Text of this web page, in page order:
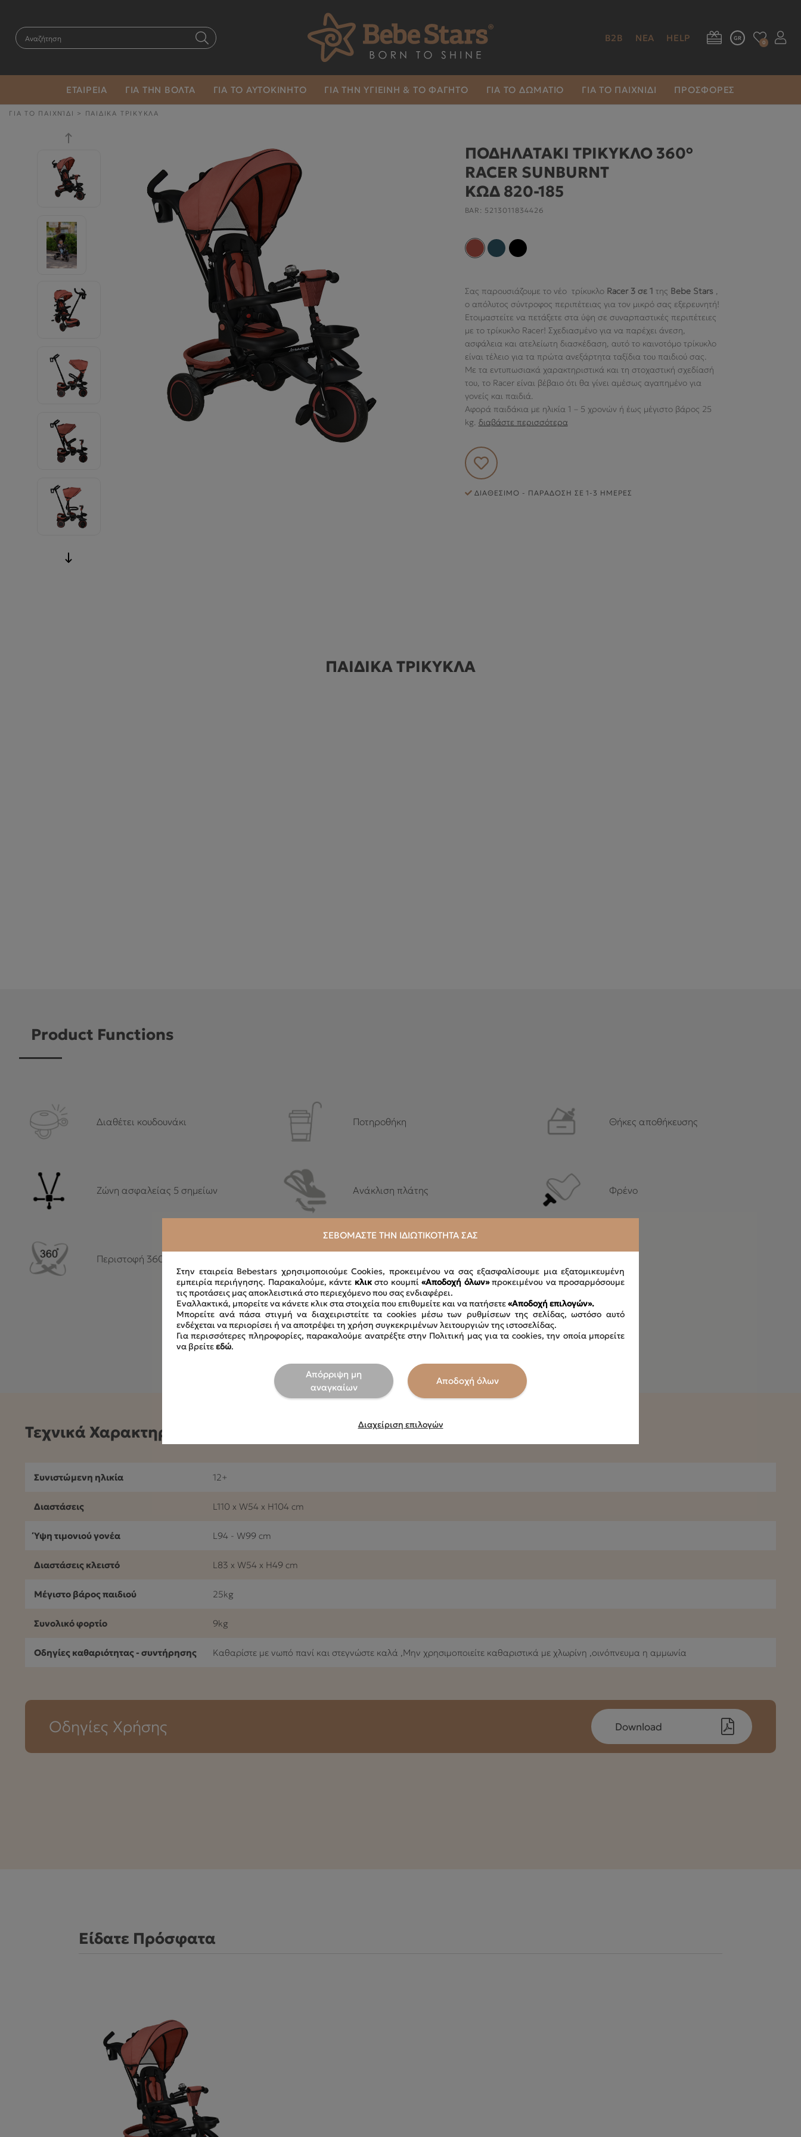
B2B ΝΕΑ HELP GR
0
ΕΤΑΙΡΕΙΑ ΓΙΑ ΤΗΝ ΒΟΛΤΑ ΓΙΑ ΤΟ ΑΥΤΟΚΙΝΗΤΟ ΓΙΑ ΤΗΝ ΥΓΙΕΙΝΉ & ΤΟ ΦΑΓΗΤΌ ΓΙΑ ΤΟ ΔΩΜΆΤΙΟ ΓΙΑ ΤΟ ΠΑΙΧΝΊΔΙ ΠΡΟΣΦΟΡΕΣ
ΓΙΑ ΤΟ ΠΑΙΧΝΊΔΙ > ΠΑΙΔΙΚΑ ΤΡΙΚΥΚΛΑ
ΠΟΔΗΛΑΤΑΚΙ ΤΡΙΚΥΚΛΟ 360°
RACER SUNBURNT
ΚΩΔ 820-185
BAR: 5213011834426
Σας παρουσιάζουμε το νέο τρίκυκλο Racer 3 σε 1 της Bebe Stars ,
o απόλυτος σύντροφος περιπέτειας για τον μικρό σας εξερευνητή!
Ετοιμαστείτε να πετάξετε στα ύψη σε συναρπαστικές περιπέτειες
με το τρίκυκλο Racer! Σχεδιασμένο για να παρέχει άνεση,
ασφάλεια και ατελείωτη διασκέδαση, αυτό το καινοτόμο τρίκυκλο
είναι τέλειο για τα πρώτα ανεξάρτητα ταξίδια του παιδιού σας.
Με τα εντυπωσιακά χαρακτηριστικά και τη στοχαστική σχεδίασή
του, το Racer είναι βέβαιο ότι θα γίνει αμέσως αγαπημένο για
γονείς και παιδιά.
Αφορά παιδάκια με ηλικία 1 – 5 χρονών ή έως μέγιστο βάρος 25
kg. διαβάστε περισσότερα
ΔΙΑΘΈΣΙΜΟ - ΠΑΡΆΔΟΣΗ ΣΕ 1-3 ΗΜΈΡΕΣ
ΠΑΙΔΙΚΑ ΤΡΙΚΥΚΛΑ
Product Functions
Διαθέτει κουδουνάκι Ποτηροθήκη Θήκες αποθήκευσης
Ζώνη ασφαλείας 5 σημείων Ανάκλιση πλάτης Φρένο
Περιστοφή 360°
Τεχνικά Χαρακτηριστικά
Συνιστώμενη ηλικία 12+
Διαστάσεις L110 x W54 x H104 cm
Ύψη τιμονιού γονέα L94 - W99 cm
Διαστάσεις κλειστό L83 x W54 x H49 cm
Μέγιστο βάρος παιδιού 25kg
Συνολικό φορτίο 9kg
Οδηγίες καθαριότητας - συντήρησης Καθαρίστε με νωπό πανί και στεγνώστε καλά ,Μην χρησιμοποιείτε καθαριστικά με χλωρίνη ,οινόπνευμα η αμμωνία
Οδηγίες Χρήσης Download
Είδατε Πρόσφατα
ΣΕΒΌΜΑΣΤΕ ΤΗΝ ΙΔΙΩΤΙΚΌΤΗΤΆ ΣΑΣ
Στην εταιρεία Bebestars χρησιμοποιούμε Cookies, προκειμένου να σας εξασφαλίσουμε μια εξατομικευμένη
εμπειρία περιήγησης. Παρακαλούμε, κάντε κλικστο κουμπί«Αποδοχή όλων»προκειμένου να προσαρμόσουμε
τις προτάσεις μας αποκλειστικά στο περιεχόμενο που σας ενδιαφέρει.
Εναλλακτικά, μπορείτε να κάνετε κλικ στα στοιχεία που επιθυμείτε και να πατήσετε«Αποδοχή επιλογών».
Μπορείτε ανά πάσα στιγμή να διαχειριστείτε τα cookies μέσω των ρυθμίσεων της σελίδας, ωστόσο αυτό
ενδέχεται να περιορίσει ή να αποτρέψει τη χρήση συγκεκριμένων λειτουργιών της ιστοσελίδας.
Για περισσότερες πληροφορίες, παρακαλούμε ανατρέξτε στην Πολιτική μας για τα cookies, την οποία μπορείτε
να βρείτεεδώ.
Απόρριψη μη
αναγκαίων
Αποδοχή όλων
Διαχείριση επιλογών